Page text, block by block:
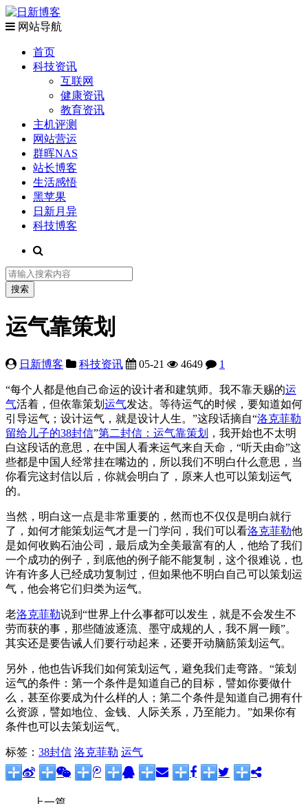
网站导航
首页
科技资讯
互联网
健康资讯
教育资讯
主机评测
网站营运
群晖NAS
站长博客
生活感悟
黑苹果
日新月异
科技博客
运气靠策划
日新博客 科技资讯 05-21 4649 1
“每个人都是他自己命运的设计者和建筑师。我不靠天赐的运
气活着，但依靠策划 运气发达。等待运气的时候，要知道如何
引导运气；设计运气，就是设计人生。”这段话摘自“洛克菲勒
留给儿子的38封信”第二封信：运气靠策划
，我开始也不太明
白这段话的意思，在中国人看来运气来自天命，“听天由命”这
些都是中国人经常挂在嘴边的，所以我们不明白什么意思，当
你看完这封信以后，你就会明白了，原来人也可以策划运气
的。
当然，明白这一点是非常重要的，然而也不仅仅是明白就行
了，如何才能策划运气才是一门学问，我们可以看洛克菲勒他
是如何收购石油公司，最后成为全美最富有的人，他给了我们
一个成功的例子，到底他的例子能不能复制，这个很难说，也
许有许多人已经成功复制过，但如果他不明白自己可以策划运
气，他会将它们归类为运气。
老洛克菲勒说到“世界上什么事都可以发生，就是不会发生不
劳而获的事，那些随波逐流、墨守成规的人，我不屑一顾”。
其实还是要告诫人们要行动起来，还要开动脑筋策划运气。
另外，他也告诉我们如何策划运气，避免我们走弯路。“策划
运气的条件：第一个条件是知道自己的目标，譬如你要做什
么，甚至你要成为什么样的人；第二个条件是知道自己拥有什
么资源，譬如地位、金钱、人际关系，乃至能力。”如果你有
条件也可以去策划运气。
标签： 38封信 洛克菲勒 运气